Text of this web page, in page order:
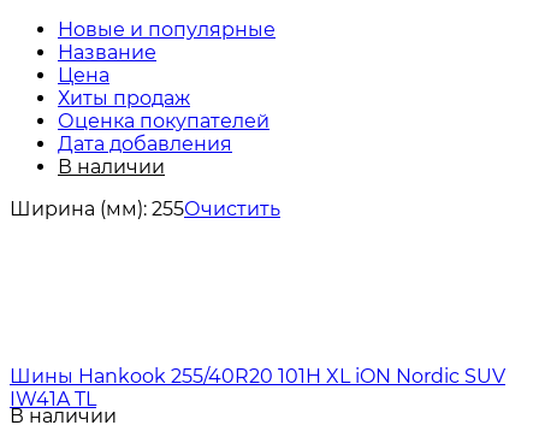
Новые и популярные
Название
Цена
Хиты продаж
Оценка покупателей
Дата добавления
В наличии
Ширина (мм): 255Очистить
Шины Hankook 255/40R20 101H XL iON Nordic SUV
IW41A TL
В наличии